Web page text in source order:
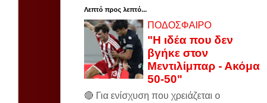
Λεπτό προς λεπτό...
ΠΟΔΟΣΦΑΙΡΟ
"Η ιδέα που δεν
βγήκε στον
Μεντιλίμπαρ - Ακόμα
50-50"
🔴 Για ενίσχυση που χρειάζεται ο